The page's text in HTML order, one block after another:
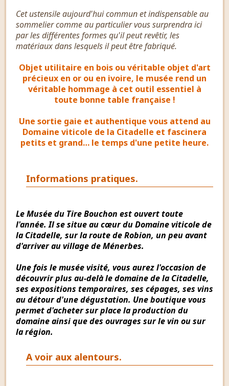
Cet ustensile aujourd'hui commun et indispensable au
sommelier comme au particulier vous surprendra ici
par les différentes formes qu'il peut revêtir, les
matériaux dans lesquels il peut être fabriqué.
Objet utilitaire en bois ou véritable objet d'art
précieux en or ou en ivoire, le musée rend un
véritable hommage à cet outil essentiel à
toute bonne table française !
Une sortie gaie et authentique vous attend au
Domaine viticole de la Citadelle et fascinera
petits et grand… le temps d'une petite heure.
Informations pratiques.
Le Musée du Tire Bouchon est ouvert toute
l'année. Il se situe au cœur du Domaine viticole de
la Citadelle, sur la route de Robion, un peu avant
d'arriver au village de Ménerbes.
Une fois le musée visité, vous aurez l'occasion de
découvrir plus au-delà le domaine de la Citadelle,
ses expositions temporaires, ses cépages, ses vins
au détour d'une dégustation. Une boutique vous
permet d'acheter sur place la production du
domaine ainsi que des ouvrages sur le vin ou sur
la région.
A voir aux alentours.